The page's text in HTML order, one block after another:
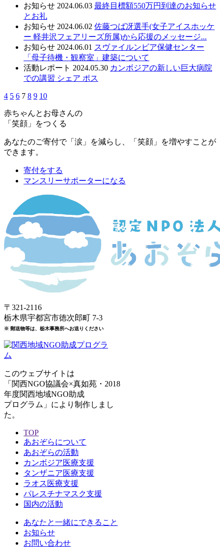
お知らせ 2024.06.03 最終目標額550万円到達のお知らせ
とお礼
お知らせ 2024.06.02 佐藤つば冴選手(女子アイスホッケ
ー 軽井沢フェアリーズ所属)から応援のメッセージ...
お知らせ 2024.06.01 スヴァイルンビア保健センター
「母子待機・観察室」建築について
活動レポート 2024.05.30 カンボジアの新しい巨大病院
での講習 シェア ポス
4 5 6 7 8 9 10
赤ちゃんとお母さんの
「笑顔」をつくる
あなたのご寄付で「涙」を減らし、「笑顔」を増やすことが
できます。
寄付をする
マンスリーサポーターになる
〒321-2116
栃木県宇都宮市徳次郎町 7-3
※ 郵送物等は、栃木事務所へお送りください
このウェブサイトは
「関西NGO協議会×真如苑・2018
年度関西地域NGO助成
プログラム」により制作しまし
た。
TOP
あおぞらについて
あおぞらの活動
カンボジア医療支援
タンザニア医療支援
ラオス医療支援
パレスチナマスク支援
国内の活動
あなたと一緒にできること
お知らせ
お問い合わせ